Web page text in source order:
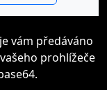
vám předáváno
prohlížeče